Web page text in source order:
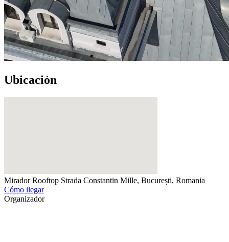
Ubicación
Mirador Rooftop Strada Constantin Mille, București, Romania
Cómo llegar
Organizador